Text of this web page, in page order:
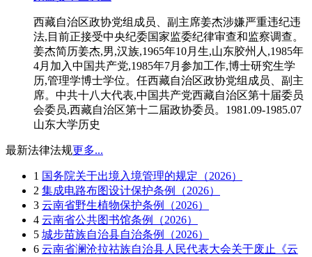
西藏自治区政协党组成员、副主席姜杰涉嫌严重违纪违
法,目前正接受中央纪委国家监委纪律审查和监察调查。
姜杰简历姜杰,男,汉族,1965年10月生,山东胶州人,1985年
4月加入中国共产党,1985年7月参加工作,博士研究生学
历,管理学博士学位。任西藏自治区政协党组成员、副主
席。中共十八大代表,中国共产党西藏自治区第十届委员
会委员,西藏自治区第十二届政协委员。1981.09-1985.07
山东大学历史
最新法律法规更多...
1 国务院关于出境入境管理的规定（2026）
2 集成电路布图设计保护条例（2026）
3 云南省野生植物保护条例（2026）
4 云南省公共图书馆条例（2026）
5 城步苗族自治县自治条例（2026）
6 云南省澜沧拉祜族自治县人民代表大会关于废止《云